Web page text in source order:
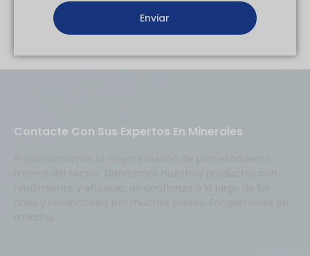
Contacte Con Sus Expertos En Minerales